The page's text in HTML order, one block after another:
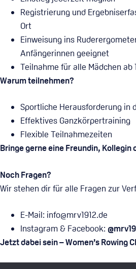
Registrierung und
Ort
Einweisung ins
Anfängerinnen geeignet
Teilnahme für alle Mädchen ab
Warum teilnehmen?
Sportliche Herausforderung in
Effektives Ganzkörpertraining
Flexible Teilnahmezeiten
Bringe gerne eine Freundin, Kollegin
Noch Fragen?
Wir stehen dir für alle Fragen zur
E-Mail: info@mrv1912.de
Instagram & Facebook:
Jetzt dabei sein – Women’s Rowing